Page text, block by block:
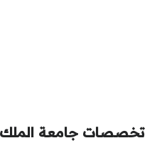
تخصصات جامعة الملك